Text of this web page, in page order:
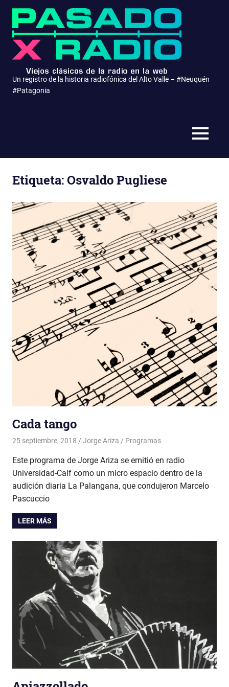
Saltar
contenido
Un registro de la historia radiofónica del Alto Valle – #Neuquén
#Patagonia
MENÚ
Etiqueta:Osvaldo Pugliese
Cada tango
25 septiembre, 2018 Jorge Ariza Programas
Este programa de Jorge Ariza se emitió en radio
Universidad-Calf como un micro espacio dentro de la
audición diaria La Palangana, que condujeron Marcelo
Pascuccio
LEER MÁS